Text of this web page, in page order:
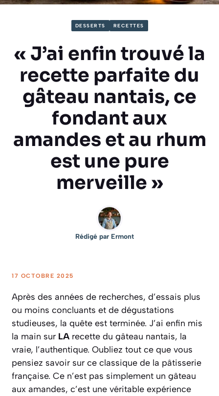
DESSERTS RECETTES
« J’ai enfin trouvé la
recette parfaite du
gâteau nantais, ce
fondant aux
amandes et au rhum
est une pure
merveille »
Rédigé par Ermont
17 OCTOBRE 2025
Après des années de recherches, d’essais plus
ou moins concluants et de dégustations
studieuses, la quête est terminée. J’ai enfin mis
la main sur LA recette du gâteau nantais, la
vraie, l’authentique. Oubliez tout ce que vous
pensiez savoir sur ce classique de la pâtisserie
française. Ce n’est pas simplement un gâteau
aux amandes, c’est une véritable expérience